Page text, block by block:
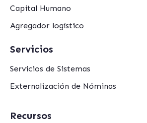
Capital Humano
Agregador logístico
Servicios
Servicios de Sistemas
Externalización de Nóminas
Recursos